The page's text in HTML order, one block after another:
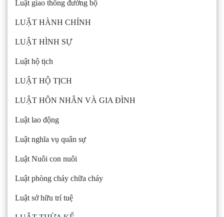
Luật giao thông đường bộ
LUẬT HÀNH CHÍNH
LUẬT HÌNH SỰ
Luật hộ tịch
LUẬT HỘ TỊCH
LUẬT HÔN NHÂN VÀ GIA ĐÌNH
Luật lao động
Luật nghĩa vụ quân sự
Luật Nuôi con nuôi
Luật phòng cháy chữa cháy
Luật sở hữu trí tuệ